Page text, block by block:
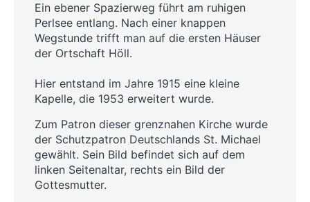
Ein ebener Spazierweg führt am ruhigen
Perlsee entlang. Nach einer knappen
Wegstunde trifft man auf die ersten Häuser
der Ortschaft Höll.
Hier entstand im Jahre 1915 eine kleine
Kapelle, die 1953 erweitert wurde.
Zum Patron dieser grenznahen Kirche wurde
der Schutzpatron Deutschlands St. Michael
gewählt. Sein Bild befindet sich auf dem
linken Seitenaltar, rechts ein Bild der
Gottesmutter.